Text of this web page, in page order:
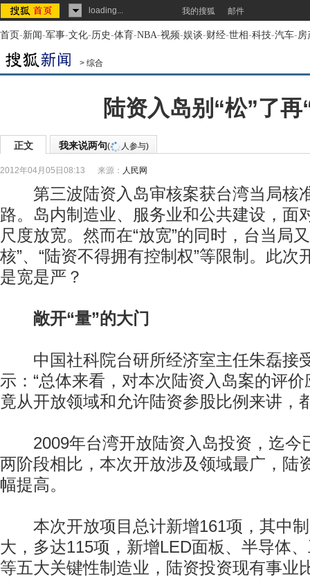
loading... 我的搜狐 邮件
首页-新闻-军事-文化-历史-体育-NBA-视频-娱谈-财经-世相-科技-汽车-房
> 综合
陆资入岛别“松”了再
正文 我来说两句( 人参与)
2012年04月05日08:13 来源： 人民网
第三波陆资入岛审核案获台湾当局核
路。岛内制造业、服务业和公共建设，面
尺度放宽。然而在“放宽”的同时，台当局
核”、“陆资不得拥有控制权”等限制。此次
是宽是严？
敞开“量”的大门
中国社科院台研所经济室主任朱磊接
示：“总体来看，对本次陆资入岛案的评
竟从开放领域和允许陆资参股比例来讲，
2009年台湾开放陆资入岛投资，迄今
两阶段相比，本次开放涉及领域最广，陆
幅提高。
本次开放项目总计新增161项，其中制
大，多达115项，新增LED面板、半导体
等五大关键性制造业，陆资投资现有事业